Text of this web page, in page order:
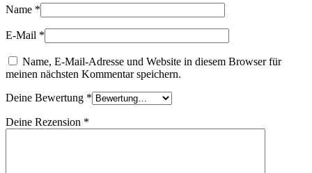
Name *
E-Mail *
Name, E-Mail-Adresse und Website in diesem Browser für
meinen nächsten Kommentar speichern.
Deine Bewertung *
Deine Rezension *